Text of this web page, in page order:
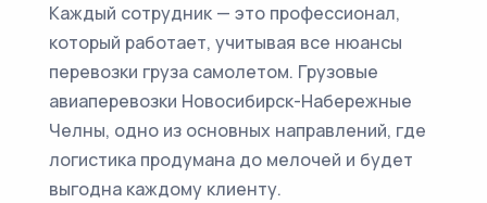
Каждый сотрудник — это профессионал,
который работает, учитывая все нюансы
перевозки груза самолетом. Грузовые
авиаперевозки Новосибирск-Набережные
Челны, одно из основных направлений, где
логистика продумана до мелочей и будет
выгодна каждому клиенту.